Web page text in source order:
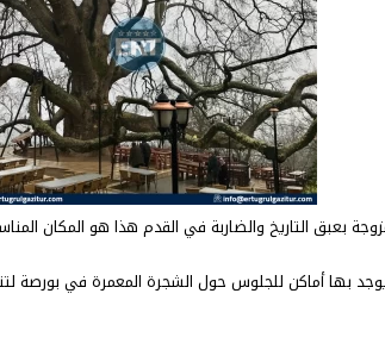
بها أماكن للجلوس حول الشجرة المعمرة في بورصة